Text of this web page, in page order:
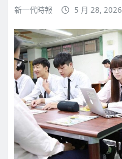
新一代時報 5 月 28, 2026